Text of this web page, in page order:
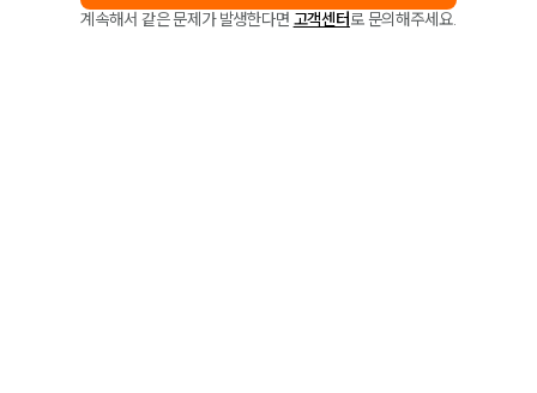
계속해서 같은 문제가 발생한다면 고객센터로 문의해주세요.